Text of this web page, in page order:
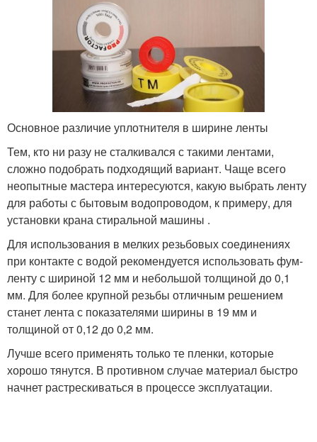
Основное различие уплотнителя в ширине ленты
Тем, кто ни разу не сталкивался с такими лентами,
сложно подобрать подходящий вариант. Чаще всего
неопытные мастера интересуются, какую выбрать ленту
для работы с бытовым водопроводом, к примеру, для
установки крана стиральной машины .
Для использования в мелких резьбовых соединениях
при контакте с водой рекомендуется использовать фум-
ленту с шириной 12 мм и небольшой толщиной до 0,1
мм. Для более крупной резьбы отличным решением
станет лента с показателями ширины в 19 мм и
толщиной от 0,12 до 0,2 мм.
Лучше всего применять только те пленки, которые
хорошо тянутся. В противном случае материал быстро
начнет растрескиваться в процессе эксплуатации.